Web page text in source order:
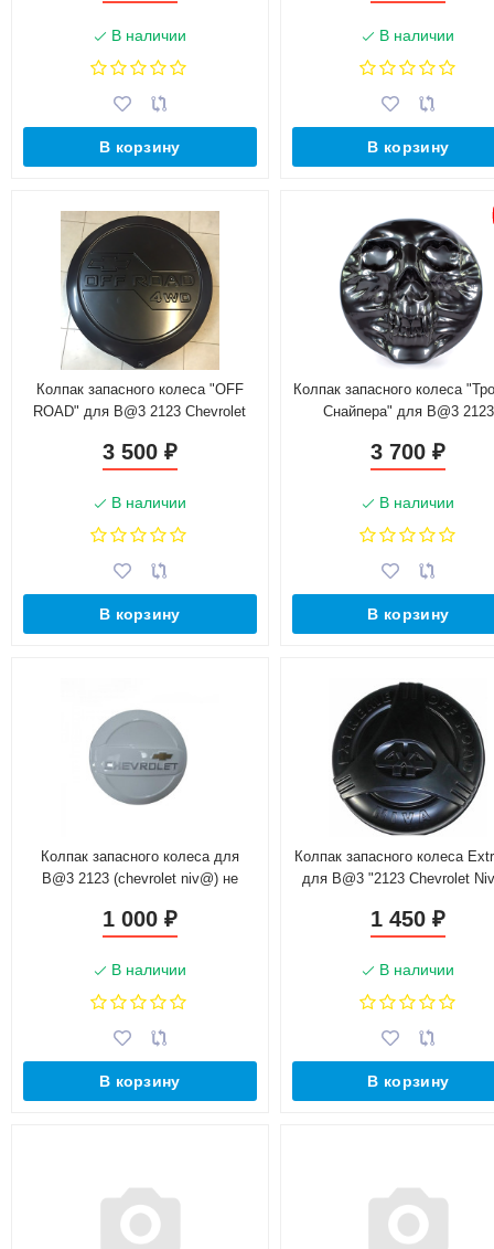
В наличии
В корзину
В наличии
В корзину
Колпак запасного колеса "OFF
ROAD" для B@3 2123 Chevrolet
3 500 ₽
В наличии
В корзину
Колпак запасного колеса
Снайпера" для B@3 2123
3 700₽
В наличии
В корзину
Колпак запасного колеса для
B@3 2123 (chevrolet niv@) не
1 000 ₽
В наличии
В корзину
Колпак запасного колеса
для B@3 "2123 Chevrolet
1 450₽
В наличии
В корзину